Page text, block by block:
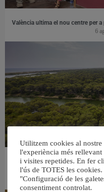
València ultima el nou centre per
6
València retira prop de 15.000
6
Utilitzem cookies al
l'experiència més
i visites repetides. En fer
l'ús de TOTES les
"Configuració de les
consentiment controlat.